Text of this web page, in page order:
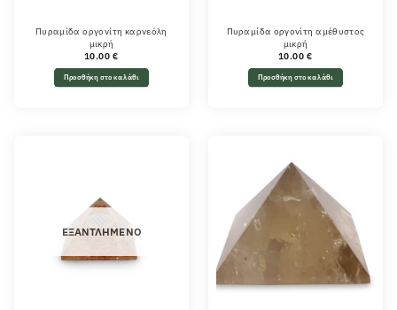
Πυραμίδα οργονίτη καρνεόλη
μικρή
10.00 €
Προσθήκη στο καλάθι
Πυραμίδα οργονίτη αμέθυστος
μικρή
10.00 €
Προσθήκη στο καλάθι
ΕΞΑΝΤΛΗΜΈΝΟ